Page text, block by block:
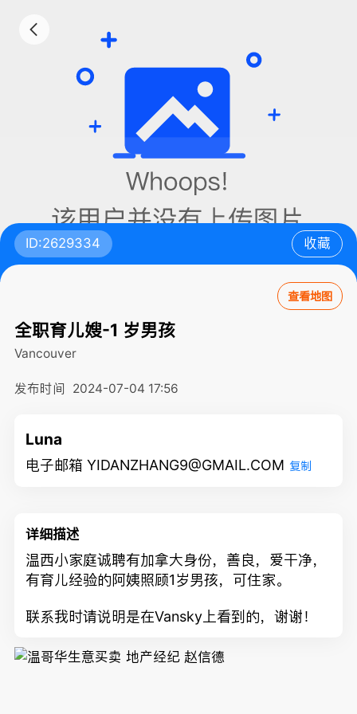
ID:2629334 收藏
查看地图
全职育儿嫂-1 岁男孩
Vancouver
发布时间 2024-07-04 17:56
Luna
电子邮箱 YIDANZHANG9@GMAIL.COM 复制
详细描述
温西小家庭诚聘有加拿大身份，善良，爱干净，
有育儿经验的阿姨照顾1岁男孩，可住家。
联系我时请说明是在Vansky上看到的，谢谢！